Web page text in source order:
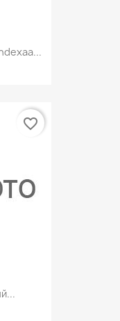
favorite_border